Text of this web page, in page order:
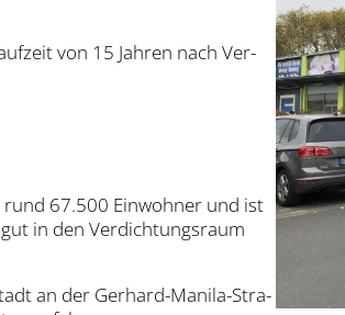
von 15 Jah­ren nach Ver­
67.500 Ein­woh­ner und ist
in den Ver­dich­tungs­raum
an der Ger­hard-Mani­la-Stra­